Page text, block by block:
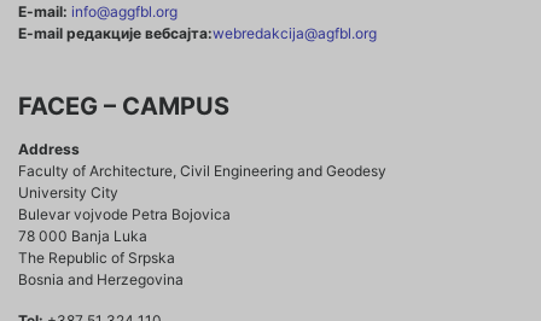
E-mail: info@aggfbl.org
E-mail редакције вебсајта:webredakcija@agfbl.org
FACEG – CAMPUS
Address
Faculty of Architecture, Civil Engineering and Geodesy
University City
Bulevar vojvode Petra Bojovica
78 000 Banja Luka
The Republic of Srpska
Bosnia and Herzegovina